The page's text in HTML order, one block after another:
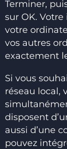
Terminer,
sur OK.
votre
vos autres
exactement
Si vous
réseau local,
disposent
aussi d’une
pouvez